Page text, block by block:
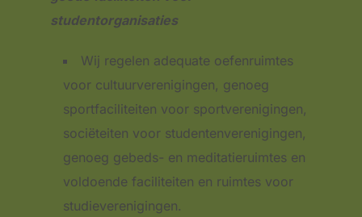
studentorganisaties
Wij regelen adequate oefenruimtes
voor cultuurverenigingen, genoeg
sportfaciliteiten voor sportverenigingen,
sociëteiten voor studentenverenigingen,
genoeg gebeds- en meditatieruimtes en
voldoende faciliteiten en ruimtes voor
studieverenigingen.